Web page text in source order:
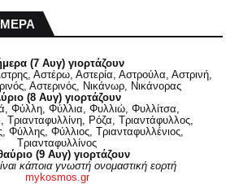
(7 Αυγ) γιορτάζουν
Αστέρω, Αστερία, Αστρούλα, Αστρινή,
Αστερινός, Νικάνωρ, Νικάνορας
(8 Αυγ) γιορτάζουν
Φύλλη, Φύλλια, Φυλλιώ, Φυλλίτσα,
Τριανταφυλλίνη, Ρόζα, Τριαντάφυλλος,
Φύλλης, Φύλλιος, Τριανταφυλλένιος,
Τριανταφυλλίνος
(9 Αυγ) γιορτάζουν
κάποια γνωστή ονομαστική εορτή
mykosmos.gr